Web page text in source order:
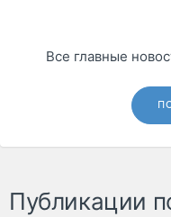
Все главные
Публикации